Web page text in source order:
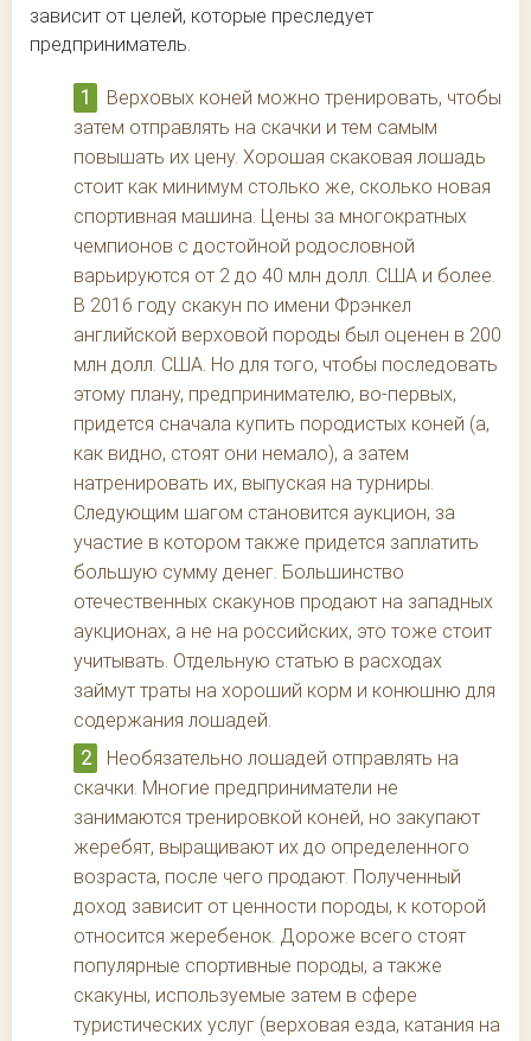
зависит от целей, которые преследует
предприниматель.
Верховых коней можно тренировать, чтобы
затем отправлять на скачки и тем самым
повышать их цену. Хорошая скаковая лошадь
стоит как минимум столько же, сколько новая
спортивная машина. Цены за многократных
чемпионов с достойной родословной
варьируются от 2 до 40 млн долл. США и более.
В 2016 году скакун по имени Фрэнкел
английской верховой породы был оценен в 200
млн долл. США. Но для того, чтобы последовать
этому плану, предпринимателю, во-первых,
придется сначала купить породистых коней (а,
как видно, стоят они немало), а затем
натренировать их, выпуская на турниры.
Следующим шагом становится аукцион, за
участие в котором также придется заплатить
большую сумму денег. Большинство
отечественных скакунов продают на западных
аукционах, а не на российских, это тоже стоит
учитывать. Отдельную статью в расходах
займут траты на хороший корм и конюшню для
содержания лошадей.
Необязательно лошадей отправлять на
скачки. Многие предприниматели не
занимаются тренировкой коней, но закупают
жеребят, выращивают их до определенного
возраста, после чего продают. Полученный
доход зависит от ценности породы, к которой
относится жеребенок. Дороже всего стоят
популярные спортивные породы, а также
скакуны, используемые затем в сфере
туристических услуг (верховая езда, катания на